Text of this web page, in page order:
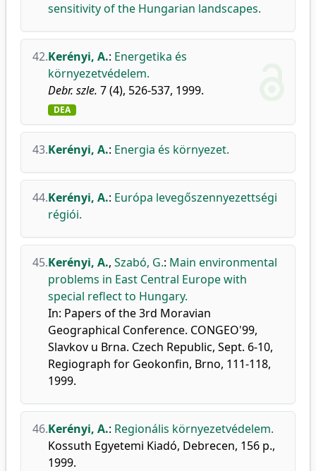
sensitivity of the Hungarian landscapes.
42.Kerényi, A.: Energetika és
környezetvédelem.
Debr. szle. 7 (4), 526-537, 1999.
DEA
43.Kerényi, A.: Energia és környezet.
44.Kerényi, A.: Európa levegőszennyezettségi
régiói.
45.Kerényi, A., Szabó, G.: Main environmental
problems in East Central Europe with
special reflect to Hungary.
In: Papers of the 3rd Moravian
Geographical Conference. CONGEO'99,
Slavkov u Brna. Czech Republic, Sept. 6-10,
Regiograph for Geokonfin, Brno, 111-118,
1999.
46.Kerényi, A.: Regionális környezetvédelem.
Kossuth Egyetemi Kiadó, Debrecen, 156 p.,
1999.